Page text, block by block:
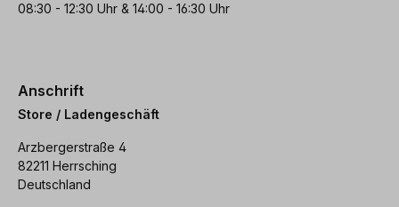
08:30 - 12:30 Uhr & 14:00 - 16:30 Uhr
Anschrift
Store / Ladengeschäft
Arzbergerstraße 4
82211 Herrsching
Deutschland